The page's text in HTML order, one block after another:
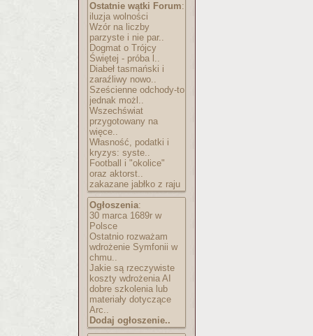
Ostatnie wątki Forum:
iluzja wolności
Wzór na liczby
parzyste i nie par..
Dogmat o Trójcy
Świętej - próba l..
Diabeł tasmański i
zaraźliwy nowo..
Sześcienne odchody-to
jednak możl..
Wszechświat
przygotowany na
więce..
Własność, podatki i
kryzys: syste..
Football i "okolice"
oraz aktorst..
zakazane jabłko z raju
Ogłoszenia:
30 marca 1689r w
Polsce
Ostatnio rozważam
wdrożenie Symfonii w
chmu..
Jakie są rzeczywiste
koszty wdrożenia AI
dobre szkolenia lub
materiały dotyczące
Arc..
Dodaj ogłoszenie..